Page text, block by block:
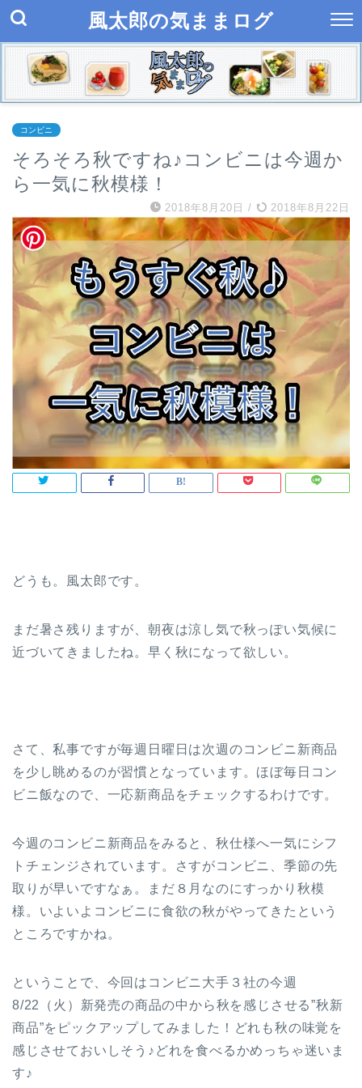
風太郎の気ままログ
コンビニ
そろそろ秋ですね♪コンビニは今週か
ら一気に秋模様！
2018年8月20日 / 2018年8月22日
どうも。風太郎です。
まだ暑さ残りますが、朝夜は涼し気で秋っぽい気候に
近づいてきましたね。早く秋になって欲しい。
さて、私事ですが毎週日曜日は次週のコンビニ新商品
を少し眺めるのが習慣となっています。ほぼ毎日コン
ビニ飯なので、一応新商品をチェックするわけです。
今週のコンビニ新商品をみると、秋仕様へ一気にシフ
トチェンジされています。さすがコンビニ、季節の先
取りが早いですなぁ。まだ８月なのにすっかり秋模
様。いよいよコンビニに食欲の秋がやってきたという
ところですかね。
ということで、今回は コンビニ大手３社の今週
8/22（火）新発売の商品の中から秋を感じさせる”秋新
商品”をピックアップしてみました！どれも秋の味覚を
感じさせておいしそう♪どれを食べるかめっちゃ迷いま
す♪